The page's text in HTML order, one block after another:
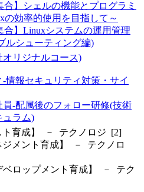
合】シェルの機能とプログラミ
の効率的使用を目指して～
合】Linuxシステムの運用管理
ルシューティング編)
リジナルコース)
情報セキュリティ対策・サイ
-配属後のフォロー研修(技術
ュラム)
ト育成】 － テクノロジ [2]
ジメント育成】 － テクノロ
ベロップメント育成】 － テク